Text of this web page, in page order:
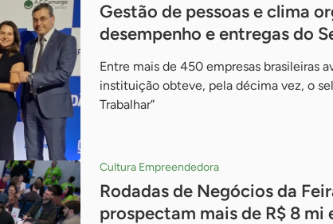
Gestão de pessoas e clima
desempenho e entregas do
Entre mais de 450 empresas brasileiras
instituição obteve, pela décima vez, o
Trabalhar”
Cultura Empreendedora
Rodadas de Negócios da
prospectam mais de R$ 8 mi